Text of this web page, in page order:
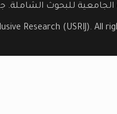
للبحوث الشاملة.
Research (USRIJ). All